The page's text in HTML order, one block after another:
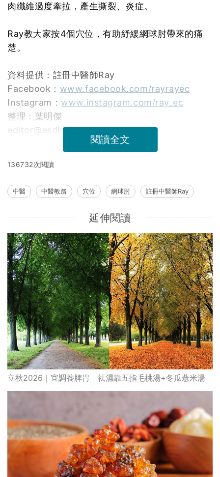
肉纖維過度牽拉，產生撕裂、炎症。
Ray教大家按4個穴位，有助紓緩網球肘帶來的痛
楚。
資料提供：註冊中醫師Ray
Facebook： www.facebook.com/rayrayec
Instagram： www.instagram.com/ray_ec
整理：葉明傑
editor@esdlife.com
閱讀全文
136732次閱讀
中醫 中醫教路 穴位 網球肘 註冊中醫師Ray
延伸閱讀
立秋2026｜宜調養脾胃 祛濕靠五指毛桃湯+冬瓜薏米湯